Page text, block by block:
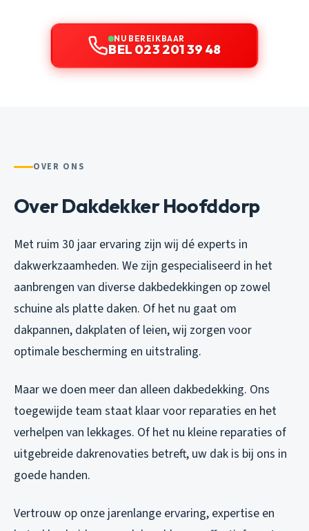
NU BEREIKBAAR
BEL 023 201 39 48
OVER ONS
Over Dakdekker Hoofddorp
Met ruim 30 jaar ervaring zijn wij dé experts in
dakwerkzaamheden. We zijn gespecialiseerd in het
aanbrengen van diverse dakbedekkingen op zowel
schuine als platte daken. Of het nu gaat om
dakpannen, dakplaten of leien, wij zorgen voor
optimale bescherming en uitstraling.
Maar we doen meer dan alleen dakbedekking. Ons
toegewijde team staat klaar voor reparaties en het
verhelpen van lekkages. Of het nu kleine reparaties of
uitgebreide dakrenovaties betreft, uw dak is bij ons in
goede handen.
Vertrouw op onze jarenlange ervaring, expertise en